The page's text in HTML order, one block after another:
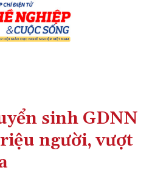
sinh GDNN
người, vượt